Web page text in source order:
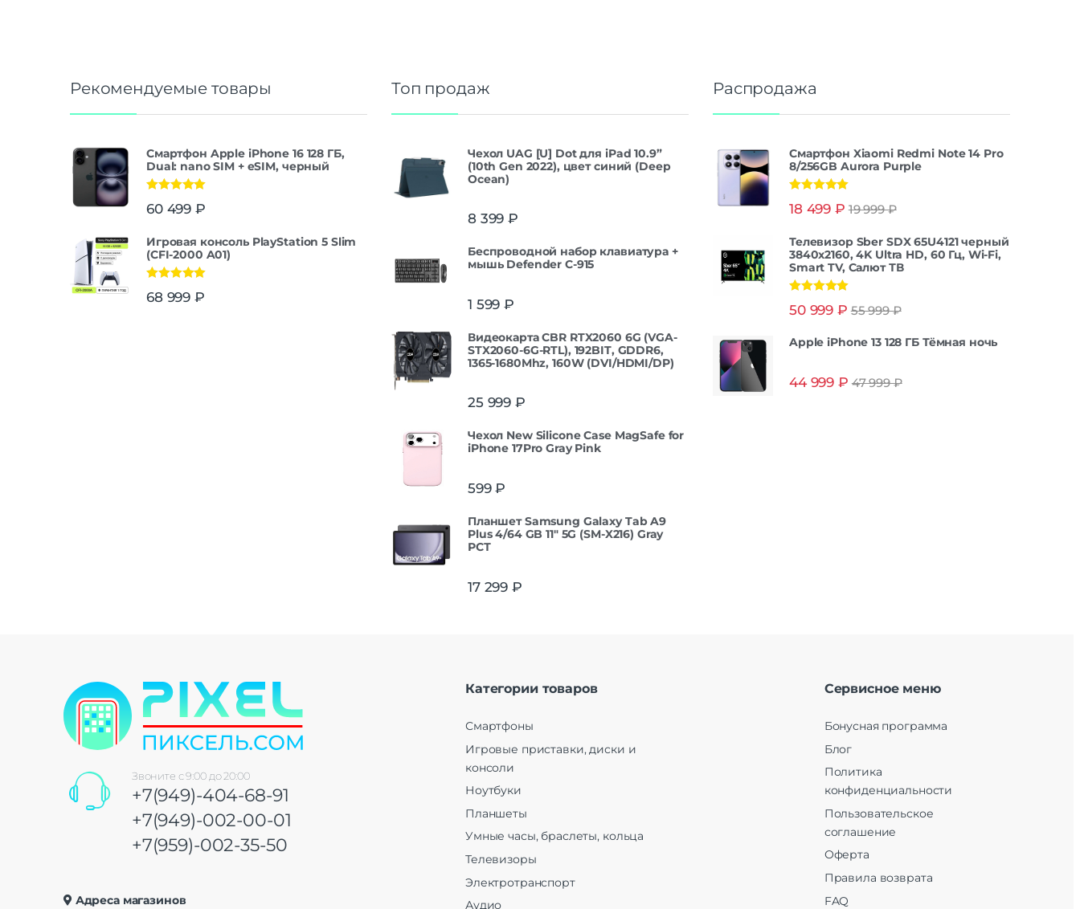
Рекомендуемые товары
Смартфон Apple iPhone 16 128 ГБ,
Dual: nano SIM + eSIM, черный
из 5
60 499 ₽
Игровая консоль PlayStation 5 Slim
(CFI-2000 A01)
из 5
68 999 ₽
Топ продаж
Чехол UAG [U] Dot для iPad 10.9”
(10th Gen 2022), цвет синий (Deep
Ocean)
8 399 ₽
Беспроводной набор клавиатура +
мышь Defender С-915
1 599 ₽
Видеокарта CBR RTX2060 6G (VGA-
STX2060-6G-RTL), 192BIT, GDDR6,
1365-1680Mhz, 160W (DVI/HDMI/DP)
25 999 ₽
Чехол New Silicone Case MagSafe for
iPhone 17Pro Gray Pink
599₽
Планшет Samsung Galaxy Tab A9
Plus 4/64 GB 11" 5G (SM-X216) Gray
РСТ
17 299 ₽
Распродажа
Смартфон Xiaomi Redmi Note 14 Pro
8/256GB Aurora Purple
из 5
18 499 ₽ 19 999₽
Телевизор Sber SDX 65U4121 черный
3840x2160, 4K Ultra HD, 60 Гц, Wi-Fi,
Smart TV, Салют ТВ
из 5
50 999 ₽ 55 999₽
Apple iPhone 13 128 ГБ Тёмная ночь
44 999 ₽ 47 999₽
Звоните с 9:00 до 20:00
+7(949)-404-68-91
+7(949)-002-00-01
+7(959)-002-35-50
Адреса магазинов
Категории товаров
Смартфоны
Игровые приставки, диски и
консоли
Ноутбуки
Планшеты
Умные часы, браслеты, кольца
Телевизоры
Электротранспорт
Аудио
Сервисное меню
Бонусная программа
Блог
Политика
конфиденциальности
Пользовательское
соглашение
Оферта
Правила возврата
FAQ